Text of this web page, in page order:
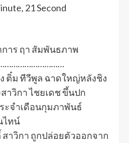
21 Second
การ ฤา สัมพันธภาพ
ติ๋ม ทีวีพูล ฉาดใหญ่หลังชิง
าวิกา ไชยเดช ขึ้นปก
ะจำเดือนกุมภาพันธ์
ไทน์
าวิกา ถูกปล่อยตัวออกจาก